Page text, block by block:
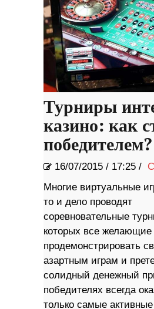
Турниры
казино: как
победителем?
16/07/2015 / 17:25 /
Многие виртуальные
то и дело проводят
соревновательные
которых все желающие
продемонстрировать
азартным играм и
солидный денежный
победителях всегда
только самые активные